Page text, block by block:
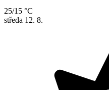
25/15 °C
středa 12. 8.